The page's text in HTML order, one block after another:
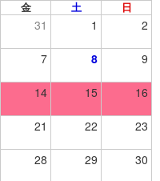
金 土 日
31 1 2
7 8 9
14 15 16
21 22 23
28 29 30